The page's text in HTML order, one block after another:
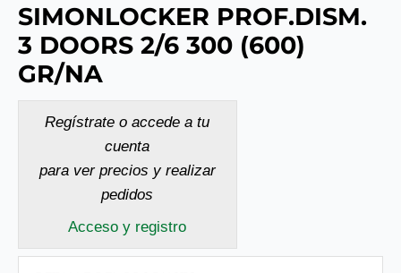
SIMONLOCKER PROF.DISM.
3 DOORS 2/6 300 (600)
GR/NA
Regístrate o accede a tu
cuenta
para ver precios y realizar
pedidos
Acceso y registro